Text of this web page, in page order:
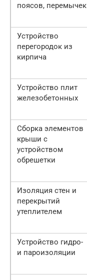
поясов, перемычек
Устройство
перегородок из
кирпича
Устройство плит
железобетонных
Сборка элементов
крыши с
устройством
обрешетки
Изоляция стен и
перекрытий
утеплителем
Устройство гидро-
и пароизоляции